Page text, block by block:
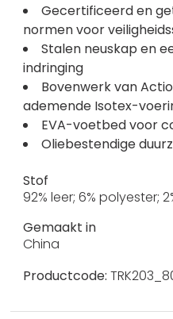
Gecertificeerd en
normen voor
Stalen neuskap en
indringing
Bovenwerk van
ademende Isotex-
EVA-voetbed voor
Oliebestendige
Stof
92% leer; 6% polyester;
Gemaakt in
China
Productcode: